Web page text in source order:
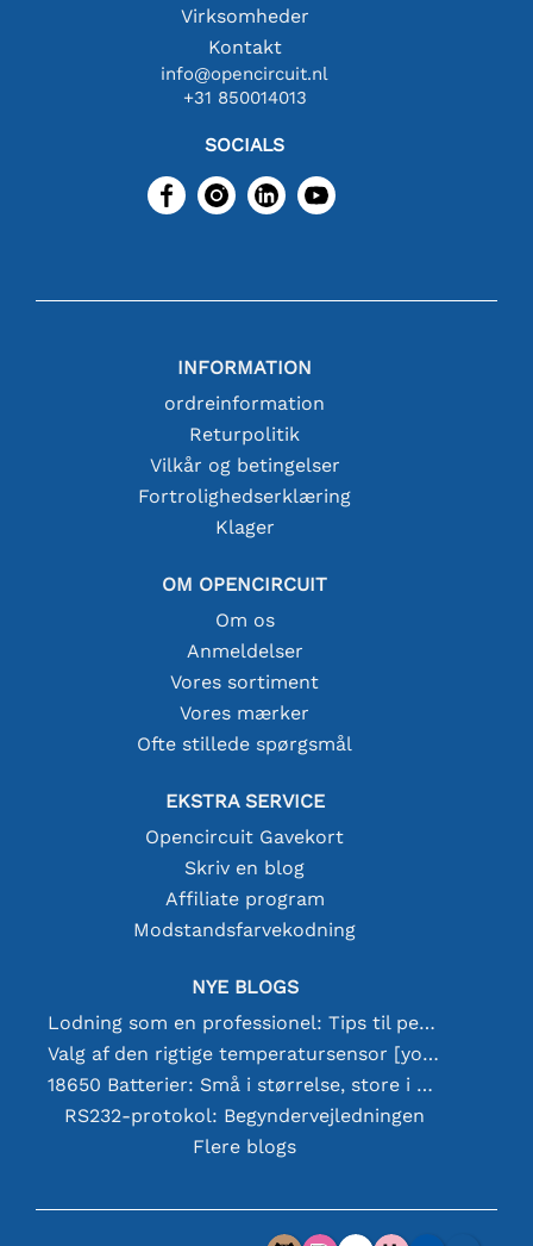
Virksomheder
Kontakt
info@opencircuit.nl
+31 850014013
SOCIALS
INFORMATION
ordreinformation
Returpolitik
Vilkår og betingelser
Fortrolighedserklæring
Klager
OM OPENCIRCUIT
Om os
Anmeldelser
Vores sortiment
Vores mærker
Ofte stillede spørgsmål
EKSTRA SERVICE
Opencircuit Gavekort
Skriv en blog
Affiliate program
Modstandsfarvekodning
NYE BLOGS
Lodning som en professionel: Tips til perfekte elektroniske forbindelser
Valg af den rigtige temperatursensor [youtube]
18650 Batterier: Små i størrelse, store i ydeevne
RS232-protokol: Begyndervejledningen
Flere blogs